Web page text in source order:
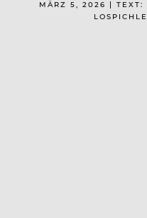
MÄRZ 5, 2026 | TEXT: